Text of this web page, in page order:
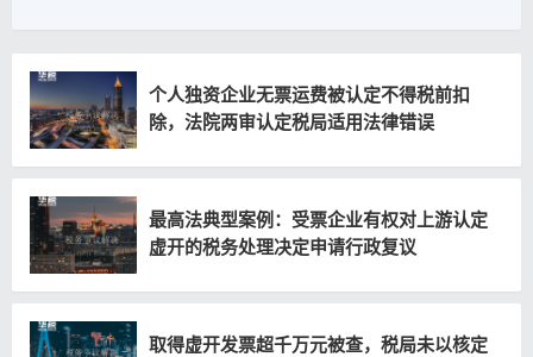
个人独资企业无票运费被认定不得税前扣
除，法院两审认定税局适用法律错误
最高法典型案例：受票企业有权对上游认定
虚开的税务处理决定申请行政复议
取得虚开发票超千万元被查，税局未以核定